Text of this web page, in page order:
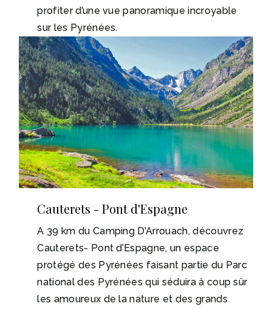
profiter d’une vue panoramique incroyable
sur les Pyrénées.
Cauterets - Pont d'Espagne
A 39 km du Camping D’Arrouach, découvrez
Cauterets- Pont d’Espagne, un espace
protégé des Pyrénées faisant partie du Parc
national des Pyrénées qui séduira à coup sûr
les amoureux de la nature et des grands